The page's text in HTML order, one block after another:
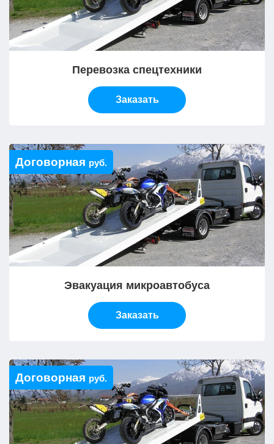
Перевозка спецтехники
Заказать
Договорная руб.
Эвакуация микроавтобуса
Заказать
Договорная руб.